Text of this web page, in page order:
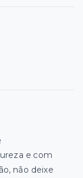
e com
não deixe